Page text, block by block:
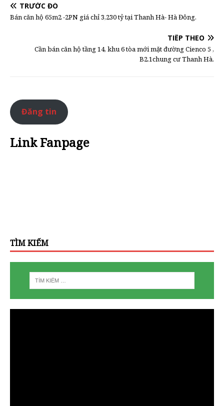
TRƯỚC ĐÓ
Bán căn hộ 65m2 -2PN giá chỉ 3,230 tỷ tại Thanh Hà- Hà Đông.
TIẾP THEO
Cần bán căn hộ tầng 14, khu 6 tòa mới mặt đường Cienco 5 ,
B2.1chung cư Thanh Hà.
Đăng tin
Link Fanpage
TÌM KIẾM